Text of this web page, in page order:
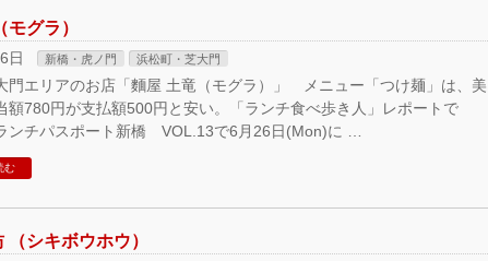
グラ）
日 新橋・虎ノ門 浜松町・芝大門
門エリアのお店「麵屋 土竜（モグラ）」 メニュー「つけ麺」は、美
額780円が支払額500円と安い。「ランチ食べ歩き人」レポートで
ンチパスポート新橋 VOL.13で6月26日(Mon)に …
む
（シキボウホウ）